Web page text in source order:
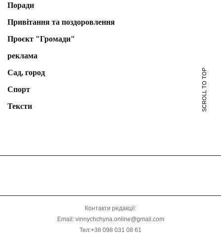
Поради
Привітання та поздоровлення
Проєкт "Громади"
реклама
Сад, город
Спорт
Тексти
SCROLL TO TOP
Контакти редакції:
Email: vinnychchyna.online@gmail.com
Тел:+38 098 031 08 61